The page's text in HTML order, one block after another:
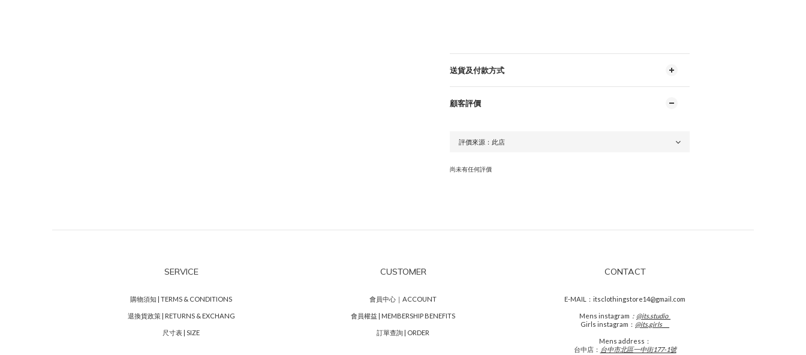
送貨及付款方式
顧客評價
尚未有任何評價
SERVICE
購物須知 | TERMS & CONDITIONS
退換貨政策 | RETURNS & EXCHANG
尺寸表 | SIZE
CUSTOMER
會員中心｜ACCOUNT
會員權益 | MEMBERSHIP BENEFITS
訂單查詢 | ORDER
CONTACT
E-MAIL：itsclothingstore14@gmail.com
Mens instagram ： @its.studio_
Girls instagram： @its.girls___
Mens address：
台中店： 台中市北區一中街177-1號